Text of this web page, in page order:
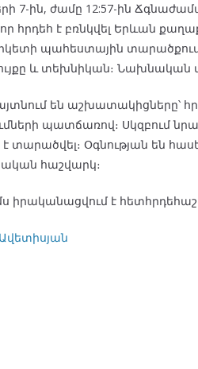
7-ին, ժամը 12:57-ին
հրդեհ է բռնկվել Երևան
պահեստային տարածքում:
և տեխնիկան։ Նախնական
են աշխատակիցները՝
պատճառով։ Սկզբում
է տարածվել։ Օգնության են
հաշվարկ։
իրականացվում է